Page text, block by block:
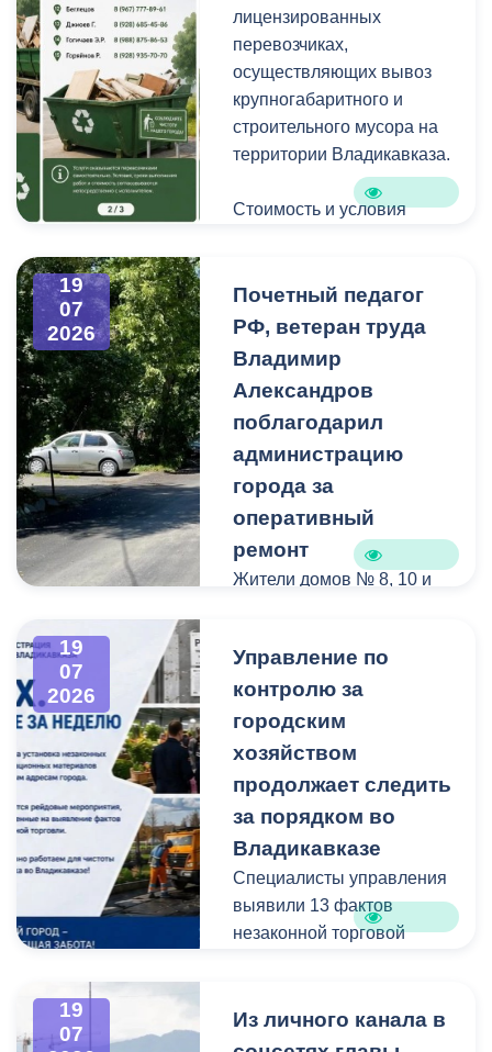
уличную пыль, налет и
копоть, не повреждая
структуру камня.
лицензированных
перевозчиках,
осуществляющих вывоз
крупногабаритного и
строительного мусора на
территории Владикавказа.
Стоимость и условия
19
07
2026
Почетный педагог
РФ, ветеран труда
Владимир
Александров
поблагодарил
администрацию
города за
оперативный
ремонт
Жители домов № 8, 10 и
администрацию
Владикавказа с просьбой
привести в порядок
межквартальный проезд.
наиболее разрушенный
участок полностью
заасфальтирован, на
остальных проведен
ямочный ремонт.
Вячеслава Мильдзихова
поступило письмо, в
19
07
2026
Управление по
контролю за
городским
хозяйством
продолжает следить
за порядком во
Владикавказе
Специалисты управления
выявили 13 фактов
незаконной торговой
Выявлено нарушение
19
07
Из личного канала в